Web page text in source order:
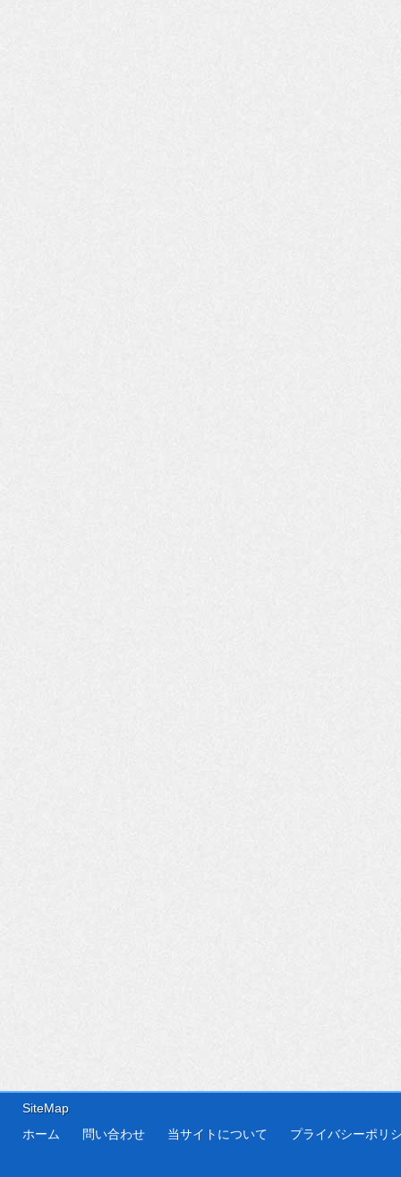
SiteMap
ホーム
問い合わせ 当サイトについて プライバシーポリ